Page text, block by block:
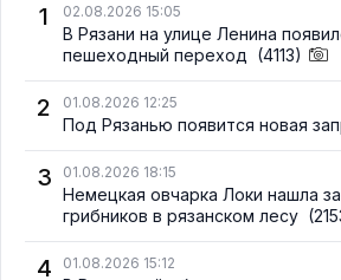
1
02.08.2026 15:05
В Рязани на улице Ленина
пешеходный переход (4113)
2 01.08.2026 12:25
Под Рязанью появится новая
3 01.08.2026 18:15
Немецкая овчарка Локи нашла
грибников в рязанском лесу
4 01.08.2026 15:12